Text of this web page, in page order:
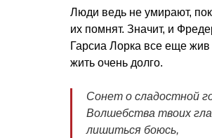
Люди ведь не умирают,
их помнят. Значит, и
Гарсиа Лорка все еще жив
жить очень долго.
Сонет о сладостной
Волшебства твоих
лишиться боюсь,